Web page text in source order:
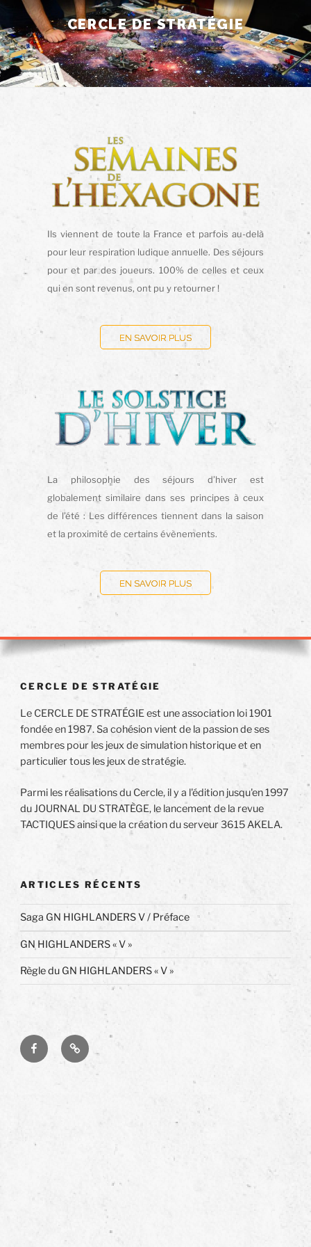
au
contenu
principal
CERCLE DE STRATÉGIE
Ils viennent de toute la France et parfois au-delà
pour leur respiration ludique annuelle. Des séjours
pour et par des joueurs. 100% de celles et ceux
qui en sont revenus, ont pu y retourner !
EN SAVOIR PLUS
La philosophie des séjours d’hiver est
globalement similaire dans ses principes à ceux
de l’été : Les différences tiennent dans la saison
et la proximité de certains évènements.
EN SAVOIR PLUS
CERCLE DE STRATÉGIE
Le CERCLE DE STRATÉGIE est une association loi 1901
fondée en 1987. Sa cohésion vient de la passion de ses
membres pour les jeux de simulation historique et en
particulier tous les jeux de stratégie.
Parmi les réalisations du Cercle, il y a l'édition jusqu'en 1997
du JOURNAL DU STRATÈGE, le lancement de la revue
TACTIQUES ainsi que la création du serveur 3615 AKELA.
ARTICLES RÉCENTS
Saga GN HIGHLANDERS V / Préface
GN HIGHLANDERS « V »
Règle du GN HIGHLANDERS « V »
FacebookForum
du
cercle